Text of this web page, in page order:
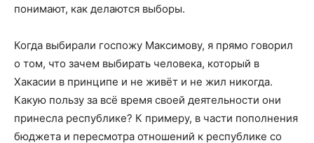
понимают, как делаются выборы.
Когда выбирали госпожу Максимову, я прямо говорил
о том, что зачем выбирать человека, который в
Хакасии в принципе и не живёт и не жил никогда.
Какую пользу за всё время своей деятельности они
принесла республике? К примеру, в части пополнения
бюджета и пересмотра отношений к республике со